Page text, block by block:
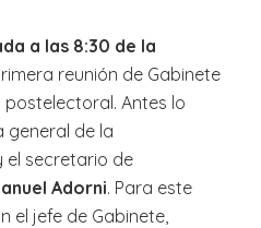
a las 8:30 de la
reunión de Gabinete
Antes lo
general de la
el secretario de
Adorni. Para este
el jefe de Gabinete,